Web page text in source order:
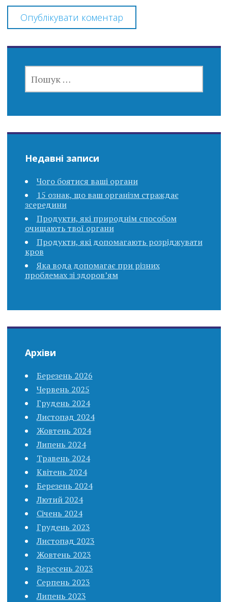
Недавні записи
Чого боятися ваші органи
15 ознак, що ваш організм страждає
зсередини
Продукти, які природнім способом
очищають твої органи
Продукти, які допомагають розріджувати
кров
Яка вода допомагає при різних
проблемах зі здоров’ям
Архіви
Березень 2026
Червень 2025
Грудень 2024
Листопад 2024
Жовтень 2024
Липень 2024
Травень 2024
Квітень 2024
Березень 2024
Лютий 2024
Січень 2024
Грудень 2023
Листопад 2023
Жовтень 2023
Вересень 2023
Серпень 2023
Липень 2023